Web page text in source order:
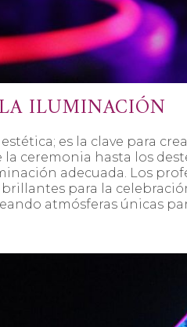
ILUMINACIÓN
es la clave para
ceremonia hasta los
adecuada. Los
para la
atmósferas únicas